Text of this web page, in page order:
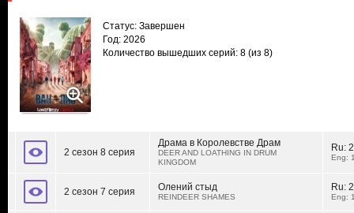
Статус: Завершен
Год: 2026
Количество вышедших серий: 8 (из 8)
2 сезон 8 серия
Драма в Королевстве Драм
DEER AND LOATHING IN DRUM
KINGDOM
Ru:
Eng:
2 сезон 7 серия Олений стыд
REINDEER SHAMES
Ru:
Eng: